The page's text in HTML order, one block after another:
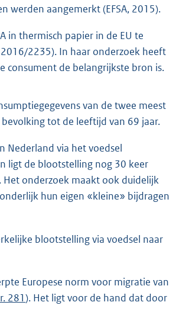
werden aangemerkt (EFSA, 2015).
in thermisch papier in de EU te
2235). In haar onderzoek heeft
consument de belangrijkste bron is.
van de twee meest
tot de leeftijd van 69 jaar.
Nederland via het voedsel
ligt de blootstelling nog 30 keer
Het onderzoek maakt ook duidelijk
hun eigen «kleine» bijdragen
blootstelling via voedsel naar
Europese norm voor migratie van
281). Het ligt voor de hand dat door